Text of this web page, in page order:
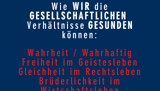
Wie WIR die
GESELLSCHAFTLICHEN
Verhältnisse GESUNDEN
können:
Wahrheit / Wahrhaftig
Freiheit im Geistesleben
Gleichheit im Rechtsleben
Brüderlichkeit im